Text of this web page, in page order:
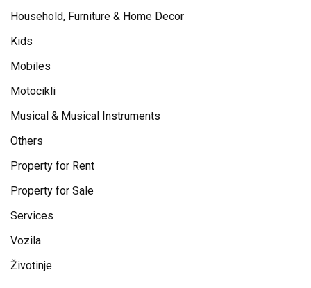
Household, Furniture & Home Decor
Kids
Mobiles
Motocikli
Musical & Musical Instruments
Others
Property for Rent
Property for Sale
Services
Vozila
Životinje